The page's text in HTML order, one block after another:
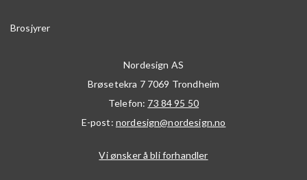
Brosjyrer
Nordesign AS
Brøsetekra 7 7069 Trondheim
Telefon: 73 84 95 50
E-post: nordesign@nordesign.no
Vi ønsker å bli forhandler